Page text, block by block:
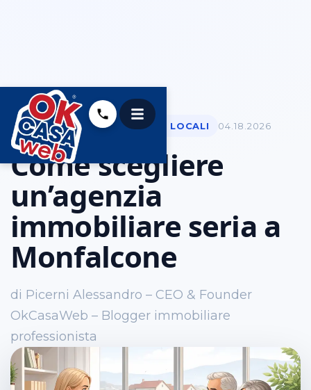
MONFALCONE &AMP; ZONE LOCALI 04.18.2026
Come scegliere
un’agenzia
immobiliare seria a
Monfalcone
di Picerni Alessandro – CEO & Founder
OkCasaWeb – Blogger immobiliare
professionista